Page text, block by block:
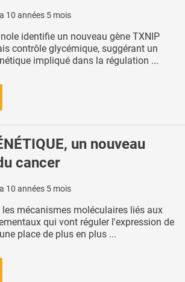
10 années 5 mois
identifie un nouveau gène TXNIP
contrôle glycémique, suggérant un
impliqué dans la régulation ...
un nouveau
cancer
10 années 5 mois
les mécanismes moléculaires liés aux
qui vont réguler l'expression de
place de plus en plus ...